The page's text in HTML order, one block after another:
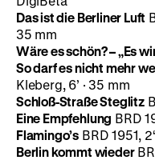
Das ist die Berliner Luft
35 mm
Wäre es schön? – „Es
So darf es nicht mehr
Kleberg, 6’ · 35 mm
Schloß-Straße Steglitz
Eine Empfehlung BRD
Flamingo’s BRD 1951,
Berlin kommt wieder